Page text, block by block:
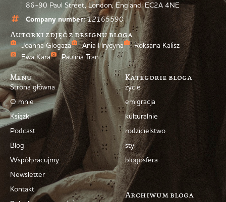
86-90 Paul Street, London, England, EC2A 4NE
Company number: 12165590
Autorki zdjęć z designu bloga
Joanna Glogaza Ania Hrycyna
Roksana Kalisz
Ewa Kara
Paulina Tran
Menu
Strona główna
O mnie
Książki
Podcast
Blog
Współpracujmy
Newsletter
Kontakt
Kategorie bloga
życie
emigracja
kulturalnie
rodzicielstwo
styl
blogosfera
Archiwum bloga